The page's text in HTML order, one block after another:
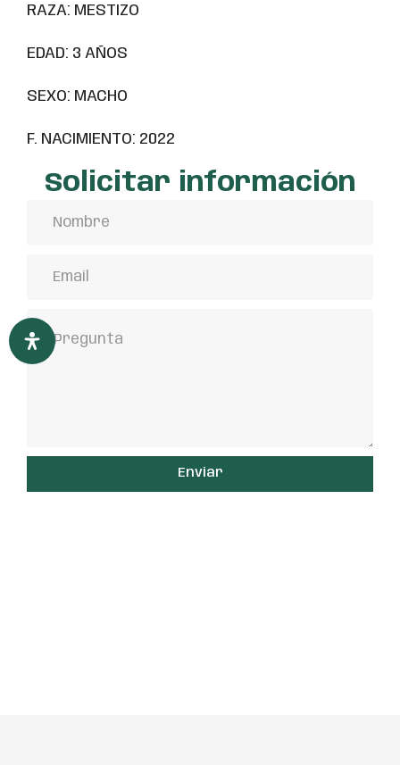
RAZA: MESTIZO
EDAD: 3 AÑOS
SEXO: MACHO
F. NACIMIENTO: 2022
Solicitar información
Enviar